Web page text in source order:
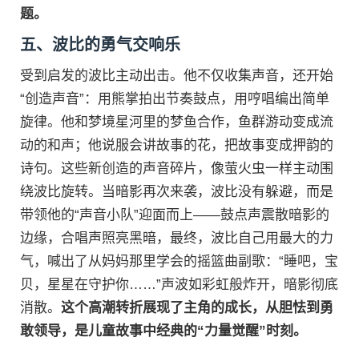
题。
五、波比的勇气交响乐
受到启发的波比主动出击。他不仅收集声音，还开始
“创造声音”：用熊掌拍出节奏鼓点，用哼唱编出简单
旋律。他和梦境星河里的梦鱼合作，鱼群游动变成流
动的和声；他说服会讲故事的花，把故事变成押韵的
诗句。这些新创造的声音碎片，像萤火虫一样主动围
绕波比旋转。当暗影再次来袭，波比没有躲避，而是
带领他的“声音小队”迎面而上——鼓点声震散暗影的
边缘，合唱声照亮黑暗，最终，波比自己用最大的力
气，喊出了从妈妈那里学会的摇篮曲副歌：“睡吧，宝
贝，星星在守护你……”声波如彩虹般炸开，暗影彻底
消散。 这个高潮转折展现了主角的成长，从胆怯到勇
敢领导，是儿童故事中经典的“力量觉醒”时刻。